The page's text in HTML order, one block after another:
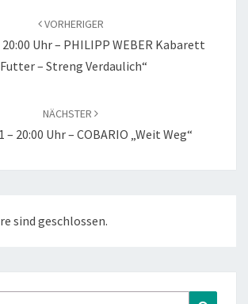
VORHERIGER
20:00 Uhr – PHILIPP WEBER Kabarett
„Futter – Streng Verdaulich“
NÄCHSTER
– 20:00 Uhr – COBARIO „Weit Weg“
sind geschlossen.